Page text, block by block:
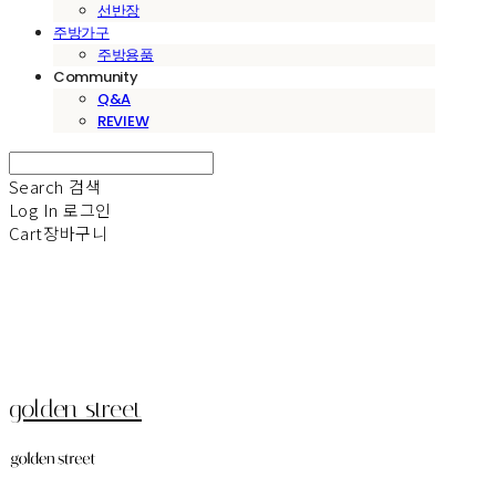
선반장
주방가구
주방용품
Community
Q&A
REVIEW
Search 검색
Log In 로그인
Cart장바구니
golden street